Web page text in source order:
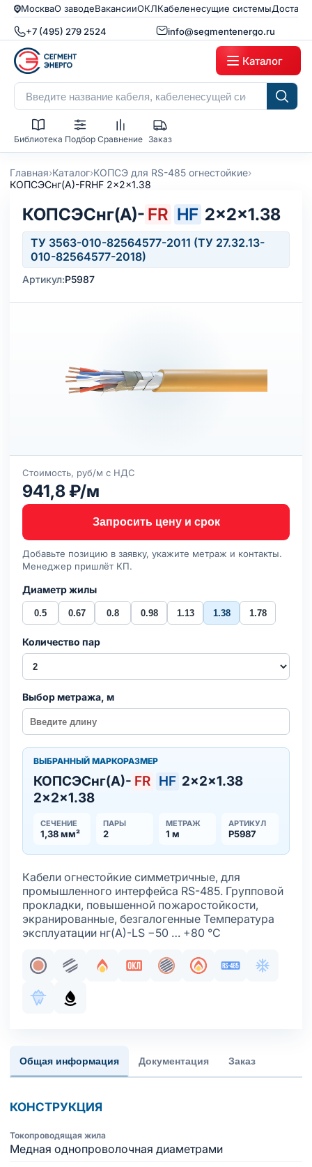
МоскваО заводеВакансииОКЛКабеленесущие системы
+7 (495) 279 2524 info@segmentenergo.ru
Каталог
Библиотека Подбор Сравнение Заказ
Главная›Каталог›КОПСЭ для RS-485 огнестойкие›
КОПСЭСнг(А)-FRHF 2x2x1.38
КОПСЭСнг(А)- FR HF 2×2×1.38
ТУ 3563-010-82564577-2011 (ТУ 27.32.13-
010-82564577-2018)
Артикул:Р5987
Стоимость, руб/м с НДС
941,8 ₽/м
Запросить цену и срок
Добавьте позицию в заявку, укажите метраж и контакты.
Менеджер пришлёт КП.
Диаметр жилы
0.5 0.67 0.8 0.98 1.13 1.38 1.78
Количество пар
Выбор метража, м
ВЫБРАННЫЙ МАРКОРАЗМЕР
КОПСЭСнг(А)- FR HF 2×2×1.38
2×2×1.38
СЕЧЕНИЕ
1,38 мм²
ПАРЫ
2
МЕТРАЖ
1 м
АРТИКУЛ
Р5987
Кабели огнестойкие симметричные, для
промышленного интерфейса RS-485. Групповой
прокладки, повышенной пожаростойкости,
экранированные, безгалогенные Температура
эксплуатации нг(А)-LS −50 … +80 °С
Жила медная однопроволочная
Парная скрутка
Огнестойкость
Сертификация в составе ОКЛ
Общий экранИнтерфейс
Морозостойкое исполнение оболочки
Маслобензостойкое исполнение оболочки
Общая информация Документация Заказ
КОНСТРУКЦИЯ
Токопроводящая жила
Медная однопроволочная диаметрами